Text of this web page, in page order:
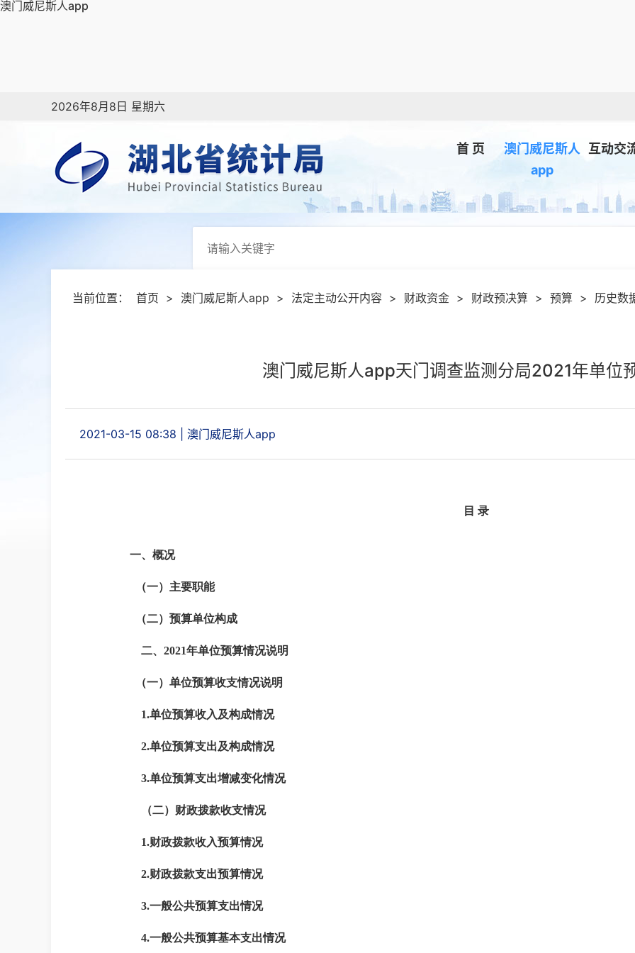
澳门威尼斯人app
2026年8月8日 星期六
首 页
澳门威尼斯人
app
互动交
当前位置： 首页 > 澳门威尼斯人app > 法定主动公开内容 > 财政资金 > 财政预决算 > 预算 > 历史数
澳门威尼斯人app天门调查监测分局2021年单位
2021-03-15 08:38 澳门威尼斯人app
目 录
一、概况
（一）主要职能
（二）预算单位构成
二、 2021年单位预算情况说明
（一）单位预算收支情况说明
1.单位预算收入及构成情况
2.单位预算支出及构成情况
3.单位预算支出增减变化情况
（二）财政拨款收支情况
1.财政拨款收入预算情况
2.财政拨款支出预算情况
3.一般公共预算支出情况
4.一般公共预算基本支出情况